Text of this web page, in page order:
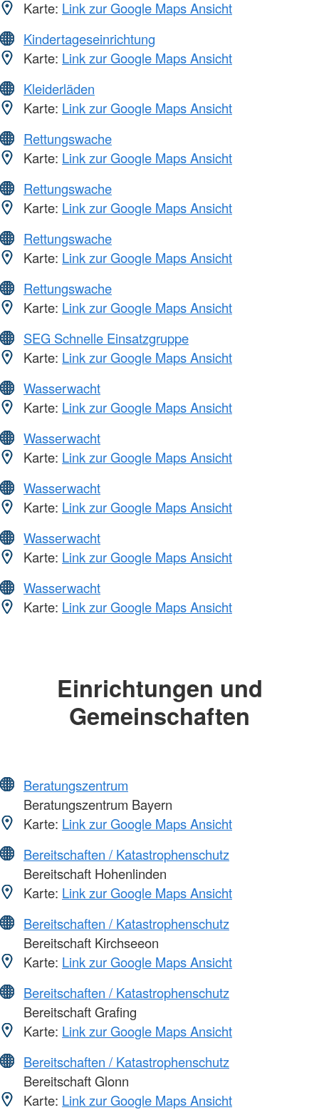
Karte: Link zur Google Maps Ansicht
Kindertageseinrichtung
Karte: Link zur Google Maps Ansicht
Kleiderläden
Karte: Link zur Google Maps Ansicht
Rettungswache
Karte: Link zur Google Maps Ansicht
Rettungswache
Karte: Link zur Google Maps Ansicht
Rettungswache
Karte: Link zur Google Maps Ansicht
Rettungswache
Karte: Link zur Google Maps Ansicht
SEG Schnelle Einsatzgruppe
Karte: Link zur Google Maps Ansicht
Wasserwacht
Karte: Link zur Google Maps Ansicht
Wasserwacht
Karte: Link zur Google Maps Ansicht
Wasserwacht
Karte: Link zur Google Maps Ansicht
Wasserwacht
Karte: Link zur Google Maps Ansicht
Wasserwacht
Karte: Link zur Google Maps Ansicht
Einrichtungen und
Gemeinschaften
Beratungszentrum
Beratungszentrum Bayern
Karte: Link zur Google Maps Ansicht
Bereitschaften / Katastrophenschutz
Bereitschaft Hohenlinden
Karte: Link zur Google Maps Ansicht
Bereitschaften / Katastrophenschutz
Bereitschaft Kirchseeon
Karte: Link zur Google Maps Ansicht
Bereitschaften / Katastrophenschutz
Bereitschaft Grafing
Karte: Link zur Google Maps Ansicht
Bereitschaften / Katastrophenschutz
Bereitschaft Glonn
Karte: Link zur Google Maps Ansicht